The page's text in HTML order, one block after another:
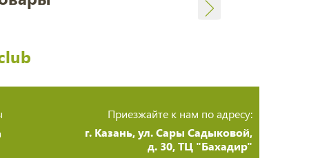
Приезжайте к нам по адресу:
г. Казань, ул. Сары Садыковой,
д. 30, ТЦ "Бахадир"